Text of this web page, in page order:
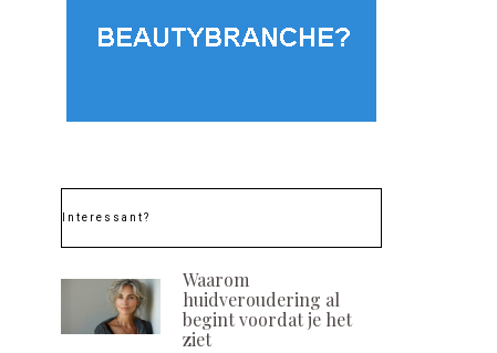
planning en zelfzorg
ON
Interessant?
Waarom
huidveroudering al
begint voordat je het
ziet